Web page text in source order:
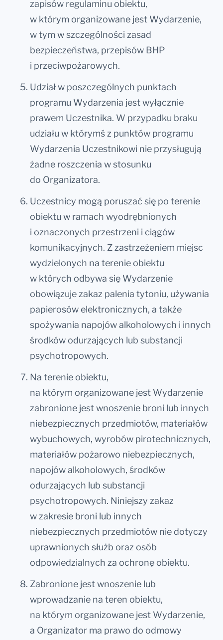
zapisów regulaminu obiektu,
w którym organizowane jest Wydarzenie,
w tym w szczególności zasad
bezpieczeństwa, przepisów BHP
i przeciwpożarowych.
Udział w poszczególnych punktach
programu Wydarzenia jest wyłącznie
prawem Uczestnika. W przypadku braku
udziału w którymś z punktów programu
Wydarzenia Uczestnikowi nie przysługują
żadne roszczenia w stosunku
do Organizatora.
Uczestnicy mogą poruszać się po terenie
obiektu w ramach wyodrębnionych
i oznaczonych przestrzeni i ciągów
komunikacyjnych. Z zastrzeżeniem miejsc
wydzielonych na terenie obiektu
w których odbywa się Wydarzenie
obowiązuje zakaz palenia tytoniu, używania
papierosów elektronicznych, a także
spożywania napojów alkoholowych i innych
środków odurzających lub substancji
psychotropowych.
Na terenie obiektu,
na którym organizowane jest Wydarzenie
zabronione jest wnoszenie broni lub innych
niebezpiecznych przedmiotów, materiałów
wybuchowych, wyrobów pirotechnicznych,
materiałów pożarowo niebezpiecznych,
napojów alkoholowych, środków
odurzających lub substancji
psychotropowych. Niniejszy zakaz
w zakresie broni lub innych
niebezpiecznych przedmiotów nie dotyczy
uprawnionych służb oraz osób
odpowiedzialnych za ochronę obiektu.
Zabronione jest wnoszenie lub
wprowadzanie na teren obiektu,
na którym organizowane jest Wydarzenie,
a Organizator ma prawo do odmowy